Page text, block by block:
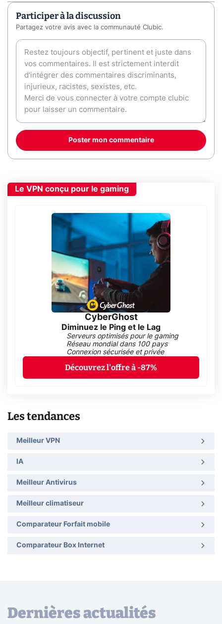
Participer à la discussion
Partagez votre avis avec la communauté Clubic.
Poster mon commentaire
Le VPN conçu pour le gaming
CyberGhost
Diminuez le Ping et le Lag
Serveurs optimisés pour le gaming
Réseau mondial dans 100 pays
Connexion sécurisée et privée
Découvrez l'offre à -87%
Les tendances
Meilleur VPN
IA
Meilleur Antivirus
Meilleur climatiseur
Comparateur Forfait mobile
Comparateur Box Internet
Dernières actualités